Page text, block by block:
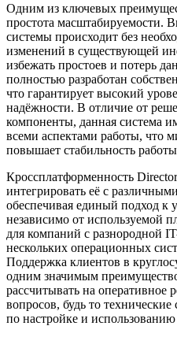
Одним из ключевых
простота масштабируемости.
системы происходит без
изменений в существующей
избежать простоев и потерь
полностью разработан
что гарантирует высокий
надёжности. В отличие от
компоненты, данная система
всеми аспектами работы, что
повышает стабильность
Кроссплатформенность
интегрировать её с
обеспечивая единый подход к
независимо от используемой
для компаний с разнородной
нескольких операционных
Поддержка клиентов в
одним значимым
рассчитывать на
вопросов, будь то
по настройке и